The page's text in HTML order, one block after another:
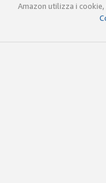
Amazon utilizza i